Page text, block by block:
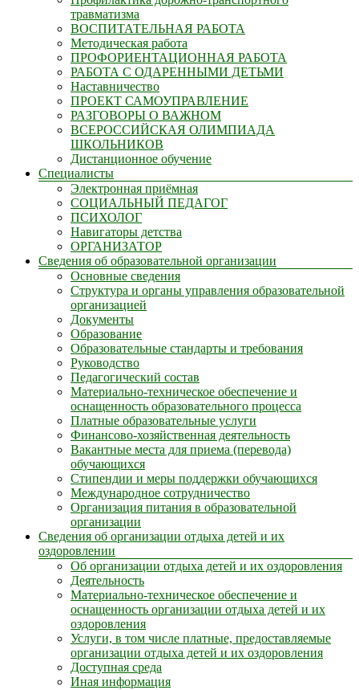
травматизма
ВОСПИТАТЕЛЬНАЯ РАБОТА
Методическая работа
ПРОФОРИЕНТАЦИОННАЯ РАБОТА
РАБОТА С ОДАРЕННЫМИ ДЕТЬМИ
Наставничество
ПРОЕКТ САМОУПРАВЛЕНИЕ
РАЗГОВОРЫ О ВАЖНОМ
ВСЕРОССИЙСКАЯ ОЛИМПИАДА
ШКОЛЬНИКОВ
Дистанционное обучение
Специалисты
Электронная приёмная
СОЦИАЛЬНЫЙ ПЕДАГОГ
ПСИХОЛОГ
Навигаторы детства
ОРГАНИЗАТОР
Сведения об образовательной организации
Основные сведения
Структура и органы управления образовательной
организацией
Документы
Образование
Образовательные стандарты и требования
Руководство
Педагогический состав
Материально-техническое обеспечение и
оснащенность образовательного процесса
Платные образовательные услуги
Финансово-хозяйственная деятельность
Вакантные места для приема (перевода)
обучающихся
Стипендии и меры поддержки обучающихся
Международное сотрудничество
Организация питания в образовательной
организации
Сведения об организации отдыха детей и их
оздоровлении
Об организации отдыха детей и их оздоровления
Деятельность
Материально-техническое обеспечение и
оснащенность организации отдыха детей и их
оздоровления
Услуги, в том числе платные, предоставляемые
организации отдыха детей и их оздоровления
Доступная среда
Иная информация